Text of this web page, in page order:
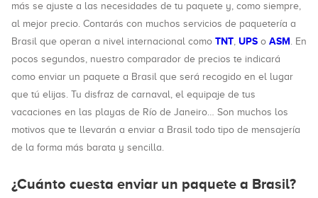
más se ajuste a las necesidades de tu paquete y, como siempre,
al mejor precio. Contarás con muchos servicios de paquetería a
Brasil que operan a nivel internacional como TNT, UPS o ASM. En
pocos segundos, nuestro comparador de precios te indicará
como enviar un paquete a Brasil que será recogido en el lugar
que tú elijas. Tu disfraz de carnaval, el equipaje de tus
vacaciones en las playas de Río de Janeiro… Son muchos los
motivos que te llevarán a enviar a Brasil todo tipo de mensajería
de la forma más barata y sencilla.
¿Cuánto cuesta enviar un paquete a Brasil?